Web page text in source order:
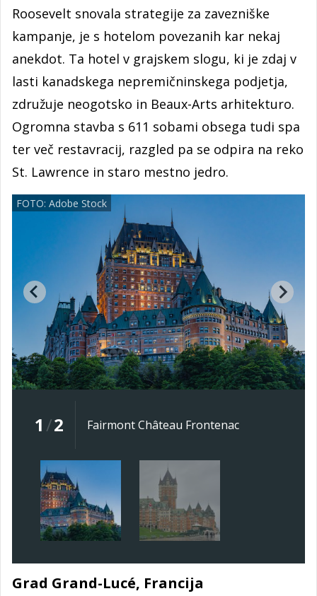
Roosevelt snovala strategije za zavezniške
kampanje, je s hotelom povezanih kar nekaj
anekdot. Ta hotel v grajskem slogu, ki je zdaj v
lasti kanadskega nepremičninskega podjetja,
združuje neogotsko in Beaux-Arts arhitekturo.
Ogromna stavba s 611 sobami obsega tudi spa
ter več restavracij, razgled pa se odpira na reko
St. Lawrence in staro mestno jedro.
FOTO: Adobe Stock
1/2 Fairmont Château Frontenac
Grad Grand-Lucé, Francija